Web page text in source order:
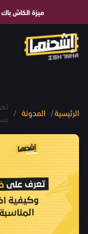
ميزة الكاش
الرئيسية/ المدونة /